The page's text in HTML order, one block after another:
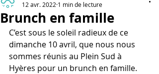
Brunch en famille
12 avr. 2022 1 min de lecture
C’est sous le soleil radieux de ce
dimanche 10 avril, que nous nous
sommes réunis au Plein Sud à
Hyères pour un brunch en famille.